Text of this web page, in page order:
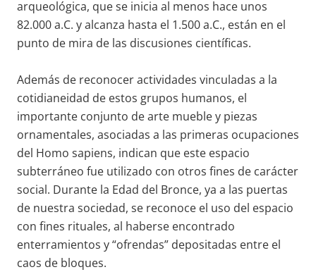
arqueológica, que se inicia al menos hace unos
82.000 a.C. y alcanza hasta el 1.500 a.C., están en el
punto de mira de las discusiones científicas.
Además de reconocer actividades vinculadas a la
cotidianeidad de estos grupos humanos, el
importante conjunto de arte mueble y piezas
ornamentales, asociadas a las primeras ocupaciones
del Homo sapiens, indican que este espacio
subterráneo fue utilizado con otros fines de carácter
social. Durante la Edad del Bronce, ya a las puertas
de nuestra sociedad, se reconoce el uso del espacio
con fines rituales, al haberse encontrado
enterramientos y “ofrendas” depositadas entre el
caos de bloques.